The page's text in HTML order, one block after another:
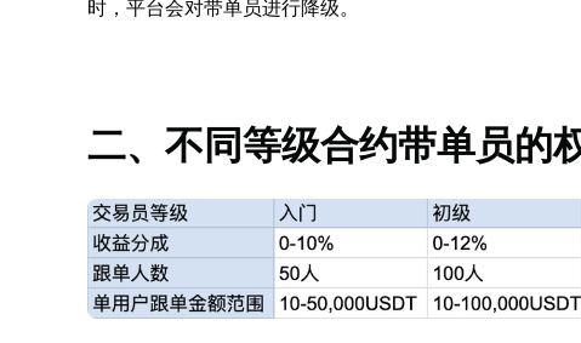
时，平台会对带单员进行降级。
二、不同等级合约带单员的